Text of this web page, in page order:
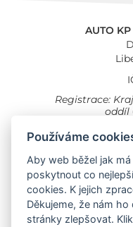
AUTO
Registrace:
oddíl
Cookies
Používáme
Aby web běžel jak
poskytnout co
cookies. K jejich
Děkujeme, že nám
stránky zlepšovat.